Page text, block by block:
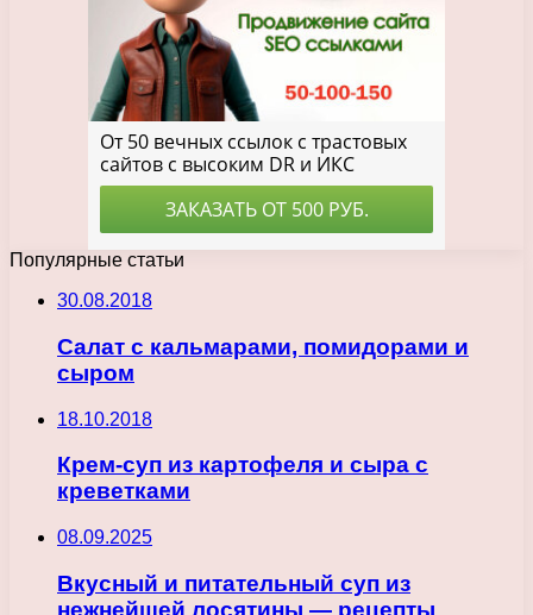
Популярные статьи
30.08.2018
Салат с кальмарами, помидорами и
сыром
18.10.2018
Крем-суп из картофеля и сыра с
креветками
08.09.2025
Вкусный и питательный суп из
нежнейшей лосятины — рецепты